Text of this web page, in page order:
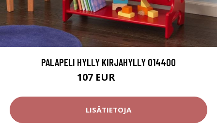
PALAPELI HYLLY KIRJAHYLLY 014400
107 EUR
LISÄTIETOJA